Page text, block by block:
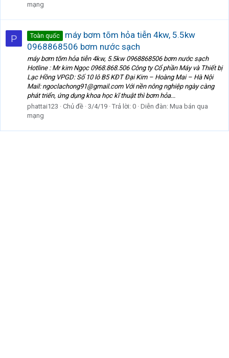
mạng
P Toàn quốc
máy bơm tõm hỏa tiễn 4kw, 5.5kw
0968868506 bơm nước sạch
máy bơm tõm hỏa tiễn 4kw, 5.5kw 0968868506 bơm nước sạch
Hotline : Mr kim Ngọc 0968.868.506 Công ty Cổ phần Máy và Thiết bị
Lạc Hồng VPGD: Số 10 lô B5 KĐT Đại Kim – Hoàng Mai – Hà Nội
Mail: ngoclachong91@gmail.com Với nền nông nghiệp ngày càng
phát triển, ứng dụng khoa học kĩ thuật thì bơm hỏa...
phattai123
Chủ đề 3/4/19 Trả lời: 0 Diễn đàn: Mua bán qua
mạng